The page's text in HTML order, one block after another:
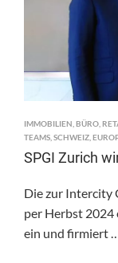
IMMOBILIEN BÜRO
TEAMS SCHWEIZ
SPGI Zurich
Die zur Intercity
per Herbst 2024
ein und firmiert